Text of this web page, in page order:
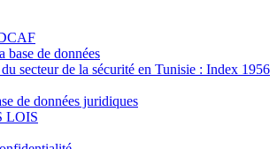
base de données
secteur de la sécurité en Tunisie : Index 1956
de données juridiques
LOIS